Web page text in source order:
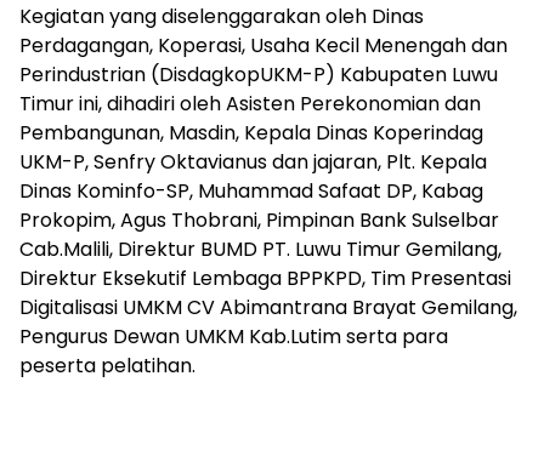
Kegiatan yang diselenggarakan oleh Dinas
Perdagangan, Koperasi, Usaha Kecil Menengah dan
Perindustrian (DisdagkopUKM-P) Kabupaten Luwu
Timur ini, dihadiri oleh Asisten Perekonomian dan
Pembangunan, Masdin, Kepala Dinas Koperindag
UKM-P, Senfry Oktavianus dan jajaran, Plt. Kepala
Dinas Kominfo-SP, Muhammad Safaat DP, Kabag
Prokopim, Agus Thobrani, Pimpinan Bank Sulselbar
Cab.Malili, Direktur BUMD PT. Luwu Timur Gemilang,
Direktur Eksekutif Lembaga BPPKPD, Tim Presentasi
Digitalisasi UMKM CV Abimantrana Brayat Gemilang,
Pengurus Dewan UMKM Kab.Lutim serta para
peserta pelatihan.